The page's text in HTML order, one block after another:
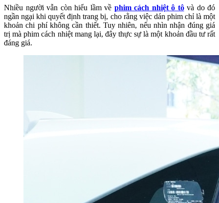
Nhiều người vẫn còn hiểu lầm về phim cách nhiệt ô tôvà do đó
ngần ngại khi quyết định trang bị, cho rằng việc dán phim chỉ là một
khoản chi phí không cần thiết. Tuy nhiên, nếu nhìn nhận đúng giá
trị mà phim cách nhiệt mang lại, đây thực sự là một khoản đầu tư rất
đáng giá.